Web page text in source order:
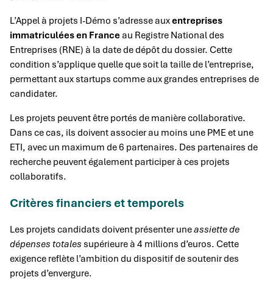
L’Appel à projets I-Démo s’adresse auxentreprises
immatriculées en Franceau Registre National des
Entreprises (RNE) à la date de dépôt du dossier. Cette
condition s’applique quelle que soit la taille de l’entreprise,
permettant aux startups comme aux grandes entreprises de
candidater.
Les projets peuvent être portés de manière collaborative.
Dans ce cas, ils doivent associer au moins une PME et une
ETI, avec un maximum de 6 partenaires. Des partenaires de
recherche peuvent également participer à ces projets
collaboratifs.
Critères financiers et temporels
Les projets candidats doivent présenter uneassiette de
dépenses totales supérieure à 4 millions d’euros. Cette
exigence reflète l’ambition du dispositif de soutenir des
projets d’envergure.